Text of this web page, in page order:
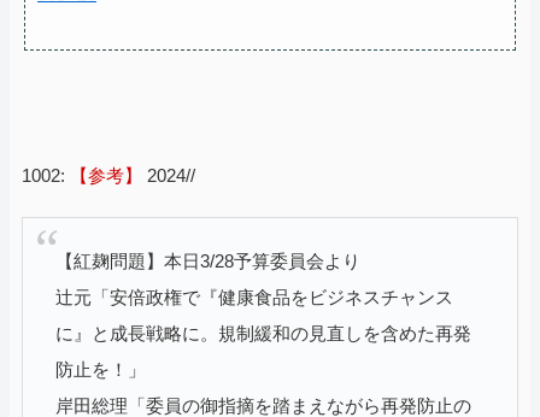
1002: 【参考】 2024//
【紅麹問題】本日3/28予算委員会より
辻元「安倍政権で『健康食品をビジネスチャンス
に』と成長戦略に。規制緩和の見直しを含めた再発
防止を！」
岸田総理「委員の御指摘を踏まえながら再発防止の